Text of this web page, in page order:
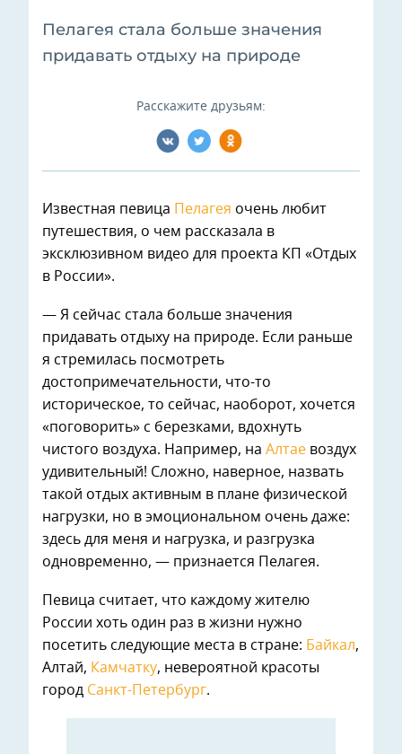
Пелагея стала больше значения
придавать отдыху на природе
Расскажите друзьям:
Известная певица Пелагея очень любит
путешествия, о чем рассказала в
эксклюзивном видео для проекта КП «Отдых
в России».
— Я сейчас стала больше значения
придавать отдыху на природе. Если раньше
я стремилась посмотреть
достопримечательности, что-то
историческое, то сейчас, наоборот, хочется
«поговорить» с березками, вдохнуть
чистого воздуха. Например, на Алтае воздух
удивительный! Сложно, наверное, назвать
такой отдых активным в плане физической
нагрузки, но в эмоциональном очень даже:
здесь для меня и нагрузка, и разгрузка
одновременно, — признается Пелагея.
Певица считает, что каждому жителю
России хоть один раз в жизни нужно
посетить следующие места в стране: Байкал,
Алтай, Камчатку, невероятной красоты
город Санкт-Петербург.